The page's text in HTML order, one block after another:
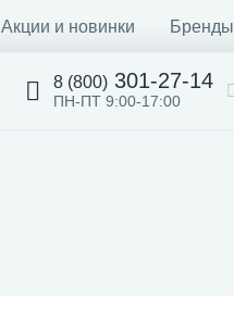
Акции и новинки Бренды
8 (800) 301-27-14
ПН-ПТ 9:00-17:00